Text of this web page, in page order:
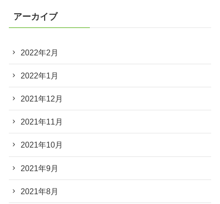
アーカイブ
2022年2月
2022年1月
2021年12月
2021年11月
2021年10月
2021年9月
2021年8月